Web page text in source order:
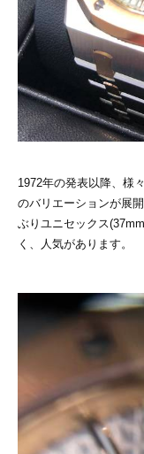
1972年の発表以降、様
のバリエーションが展
ぶりユニセックス
く、人気があります。